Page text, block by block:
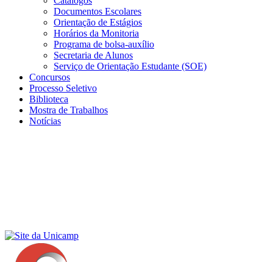
Documentos Escolares
Orientação de Estágios
Horários da Monitoria
Programa de bolsa-auxílio
Secretaria de Alunos
Serviço de Orientação Estudante (SOE)
Concursos
Processo Seletivo
Biblioteca
Mostra de Trabalhos
Notícias